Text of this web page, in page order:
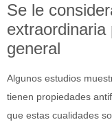
Se le
extraordinaria
general
Algunos estudios
tienen propiedades
que estas cualidades